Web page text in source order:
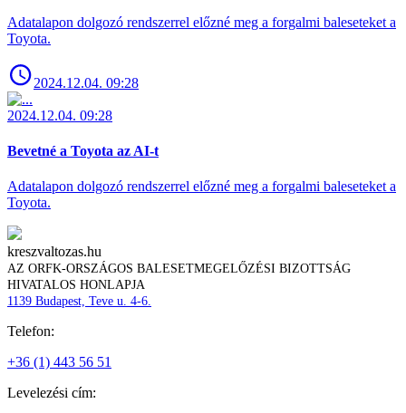
Adatalapon dolgozó rendszerrel előzné meg a forgalmi baleseteket a
Toyota.
2024.12.04. 09:28
2024.12.04. 09:28
Bevetné a Toyota az AI-t
Adatalapon dolgozó rendszerrel előzné meg a forgalmi baleseteket a
Toyota.
kreszvaltozas.hu
AZ ORFK-ORSZÁGOS BALESETMEGELŐZÉSI BIZOTTSÁG
HIVATALOS HONLAPJA
1139 Budapest, Teve u. 4-6.
Telefon:
+36 (1) 443 56 51
Levelezési cím: